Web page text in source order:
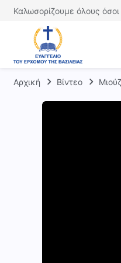
Καλωσορίζουμε όλους
Αρχική Βίντεο